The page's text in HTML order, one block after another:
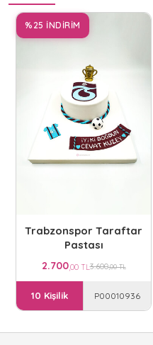
%25 İNDİRİM
Trabzonspor Taraftar
Pastası
2.700,00 TL3.600,00 TL
10 Kişilik P00010936